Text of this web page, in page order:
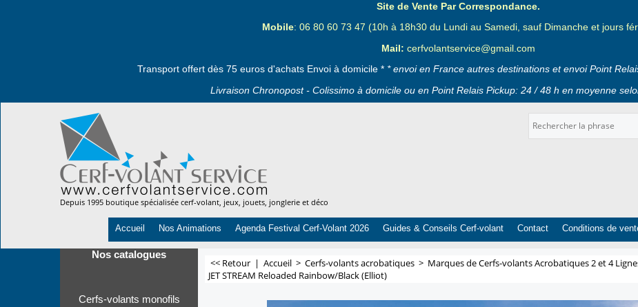
Site de Vente Par Correspondance.
Mobile: 06 80 60 73 47 (10h à 18h30 du Lundi au Samedi, sauf Dimanche et jours
Mail: cerfvolantservice@gmail.com
Transport offert dès 75 euros d'achats Envoi à domicile * * envoi en France autres destinations et envoi Point
Livraison Chronopost - Colissimo à domicile ou en Point Relais Pickup: 24 / 48 h en moyenne
Depuis 1995 boutique spécialisée cerf-volant, jeux, jouets, jonglerie et déco
Accueil Nos Animations Agenda Festival Cerf-Volant 2026 Guides & Conseils Cerf-volant Contact Conditions de
Nos catalogues
Cerfs-volants monofils
<< Retour | Accueil > Cerfs-volants acrobatiques > Marques de Cerfs-volants Acrobatiques 2 et 4
JET STREAM Reloaded Rainbow/Black (Elliot)